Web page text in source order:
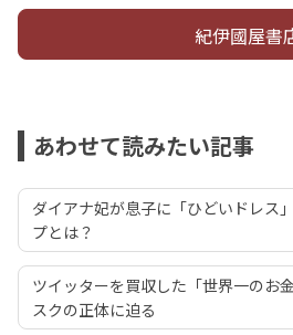
紀伊國屋書
あわせて読みたい記事
ダイアナ妃が息子に「ひどいドレス
プとは？
ツイッターを買収した「世界一のお
スクの正体に迫る